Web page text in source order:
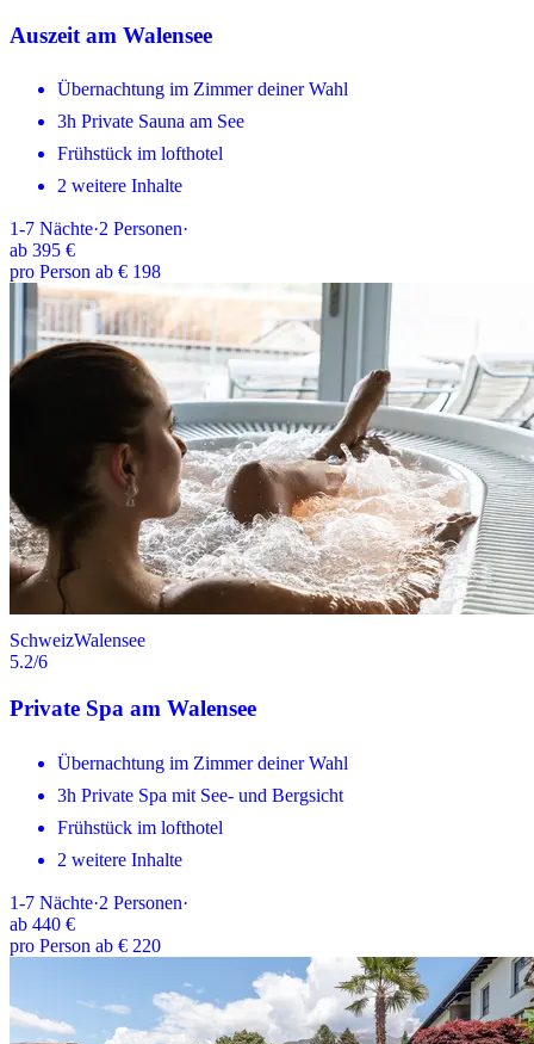
Auszeit am Walensee
Übernachtung im Zimmer deiner Wahl
3h Private Sauna am See
Frühstück im lofthotel
2 weitere Inhalte
1-7 Nächte·2 Personen·
ab 395 €
pro Person ab € 198
SchweizWalensee
5.2/6
Private Spa am Walensee
Übernachtung im Zimmer deiner Wahl
3h Private Spa mit See- und Bergsicht
Frühstück im lofthotel
2 weitere Inhalte
1-7 Nächte·2 Personen·
ab 440 €
pro Person ab € 220